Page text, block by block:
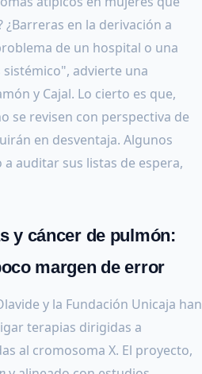
en la derivación a
de un hospital o una
advierte una
y Cajal. Lo cierto es que,
se revisen con perspectiva de
en desventaja. Algunos
auditar sus listas de espera,
y cáncer de pulmón:
margen de error
y la Fundación Unicaja han
terapias dirigidas a
al cromosoma X. El proyecto,